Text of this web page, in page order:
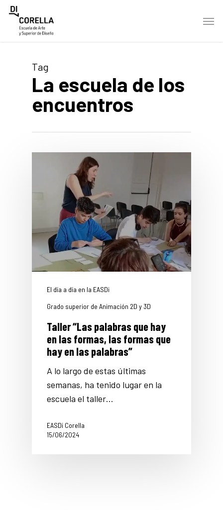
Skip
Menu
Tag
La escuela de los
encuentros
El día a día en la EASDi
Grado superior de Animación 2D y 3D
Taller “Las palabras que hay
en las formas, las formas que
hay en las palabras”
A lo largo de estas últimas
semanas, ha tenido lugar en la
escuela el taller…
EASDi Corella
15/06/2024